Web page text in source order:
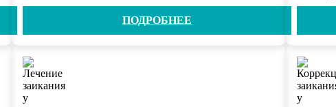
ПОДРОБНЕЕ